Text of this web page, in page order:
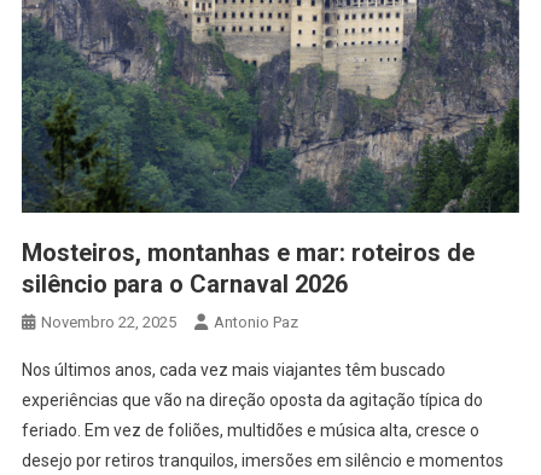
Mosteiros, montanhas e mar: roteiros de
silêncio para o Carnaval 2026
Novembro 22, 2025 Antonio Paz
Nos últimos anos, cada vez mais viajantes têm buscado
experiências que vão na direção oposta da agitação típica do
feriado. Em vez de foliões, multidões e música alta, cresce o
desejo por retiros tranquilos, imersões em silêncio e momentos